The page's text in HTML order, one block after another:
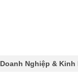
Doanh Nghiệp & Kinh